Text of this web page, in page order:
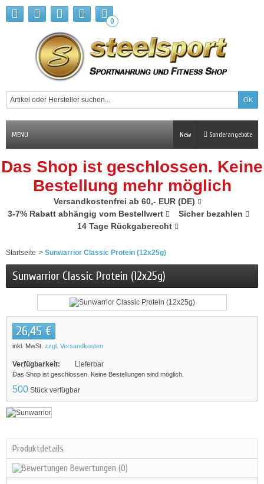
0
MENU Sonderangebote
New
Das Shop ist geschlossen. Keine
Bestellung mehr möglich
Versandkostenfrei ab 60,- EUR (DE)
3-7% Rabatt abhängig vom Bestellwert
Sicher bezahlen
14 Tage Rückgaberecht
Startseite > Sunwarrior Classic Protein (12x25g)
Sunwarrior Classic Protein (12x25g)
26,45 €
inkl. MwSt. zzgl. Versandkosten
Verfügbarkeit: Lieferbar
Das Shop ist geschlossen. Keine Bestellungen sind möglich.
500 Stück verfügbar
Produktdetails
Bewertungen (0)